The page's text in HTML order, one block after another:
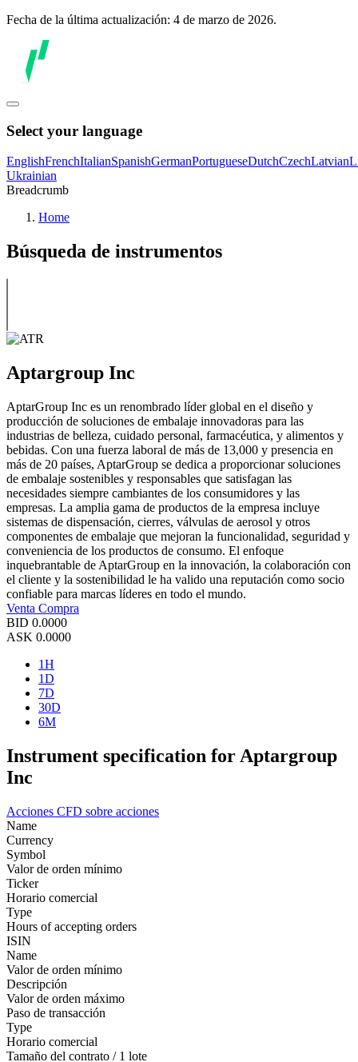
Fecha de la última actualización: 4 de marzo de 2026.
Select your language
EnglishFrenchItalianSpanishGermanPortugueseDutchCzechLatvian
Ukrainian
Breadcrumb
Home
Búsqueda de instrumentos
Aptargroup Inc
AptarGroup Inc es un renombrado líder global en el diseño y
producción de soluciones de embalaje innovadoras para las
industrias de belleza, cuidado personal, farmacéutica, y alimentos y
bebidas. Con una fuerza laboral de más de 13,000 y presencia en
más de 20 países, AptarGroup se dedica a proporcionar soluciones
de embalaje sostenibles y responsables que satisfagan las
necesidades siempre cambiantes de los consumidores y las
empresas. La amplia gama de productos de la empresa incluye
sistemas de dispensación, cierres, válvulas de aerosol y otros
componentes de embalaje que mejoran la funcionalidad, seguridad y
conveniencia de los productos de consumo. El enfoque
inquebrantable de AptarGroup en la innovación, la colaboración con
el cliente y la sostenibilidad le ha valido una reputación como socio
confiable para marcas líderes en todo el mundo.
Venta Compra
BID 0.0000
ASK 0.0000
1H
1D
7D
30D
6M
Instrument specification for Aptargroup
Inc
Acciones CFD sobre acciones
Name
Currency
Symbol
Valor de orden mínimo
Ticker
Horario comercial
Type
Hours of accepting orders
ISIN
Name
Valor de orden mínimo
Descripción
Valor de orden máximo
Paso de transacción
Type
Horario comercial
Tamaño del contrato / 1 lote